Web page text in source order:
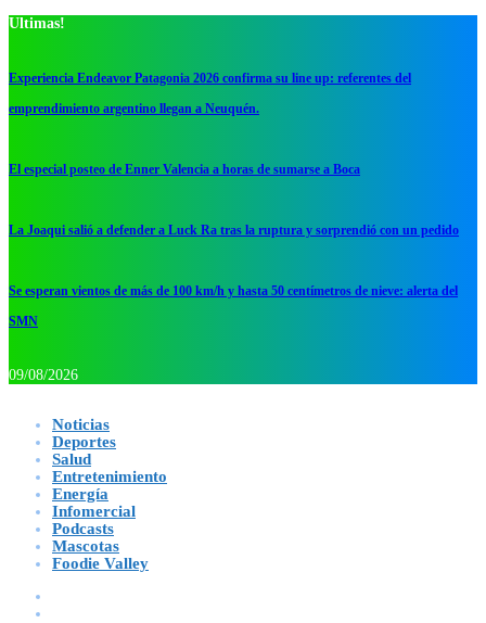
Ultimas!
Experiencia Endeavor Patagonia 2026 confirma su line up: referentes del
emprendimiento argentino llegan a Neuquén.
El especial posteo de Enner Valencia a horas de sumarse a Boca
La Joaqui salió a defender a Luck Ra tras la ruptura y sorprendió con un pedido
Se esperan vientos de más de 100 km/h y hasta 50 centímetros de nieve: alerta del
SMN
09/08/2026
Noticias
Deportes
Salud
Entretenimiento
Energía
Infomercial
Podcasts
Mascotas
Foodie Valley